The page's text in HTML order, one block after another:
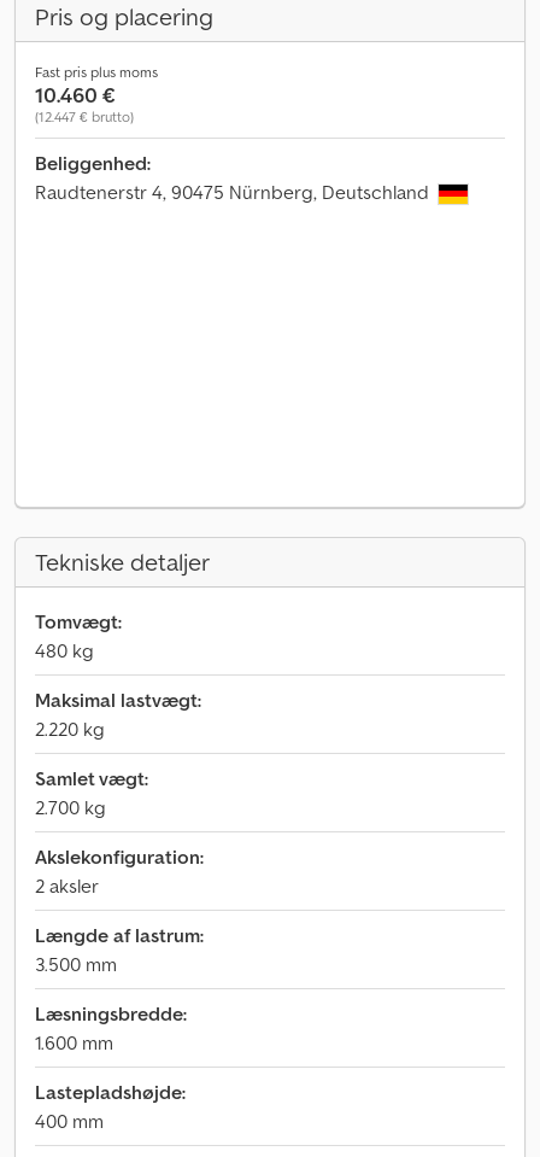
Pris og placering
Fast pris plus moms
10.460 €
(12.447 € brutto)
Beliggenhed:
Raudtenerstr 4, 90475 Nürnberg, Deutschland
Tekniske detaljer
Tomvægt:
480 kg
Maksimal lastvægt:
2.220 kg
Samlet vægt:
2.700 kg
Akslekonfiguration:
2 aksler
Længde af lastrum:
3.500 mm
Læsningsbredde:
1.600 mm
Lastepladshøjde:
400 mm